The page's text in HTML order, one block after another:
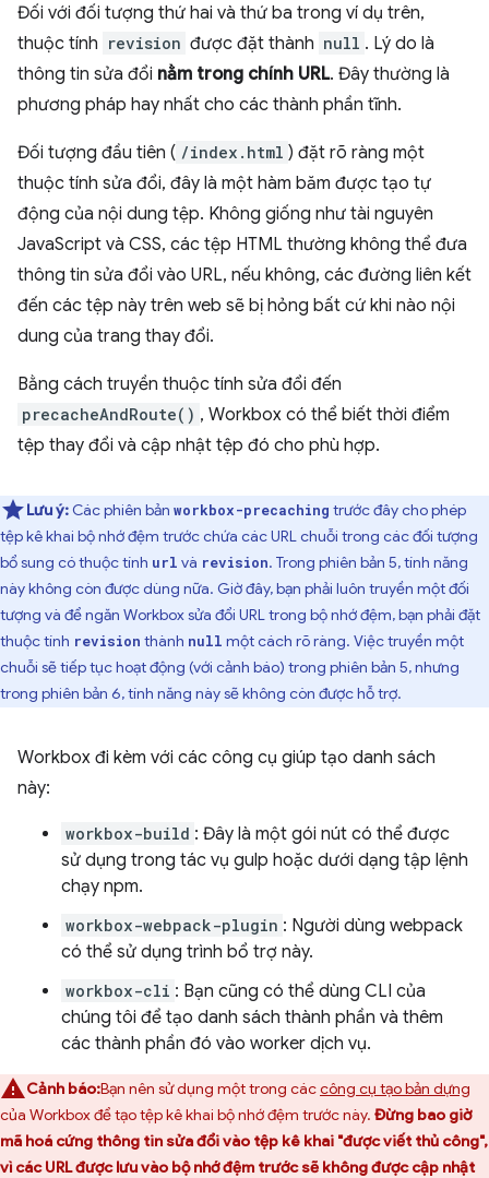
Đối với đối tượng thứ hai và thứ ba trong ví dụ trên,
thuộc tính revision được đặt thành null . Lý do là
thông tin sửa đổi nằm trong chính URL. Đây thường là
phương pháp hay nhất cho các thành phần tĩnh.
Đối tượng đầu tiên ( /index.html ) đặt rõ ràng một
thuộc tính sửa đổi, đây là một hàm băm được tạo tự
động của nội dung tệp. Không giống như tài nguyên
JavaScript và CSS, các tệp HTML thường không thể đưa
thông tin sửa đổi vào URL, nếu không, các đường liên kết
đến các tệp này trên web sẽ bị hỏng bất cứ khi nào nội
dung của trang thay đổi.
Bằng cách truyền thuộc tính sửa đổi đến
precacheAndRoute() , Workbox có thể biết thời điểm
tệp thay đổi và cập nhật tệp đó cho phù hợp.
Lưu ý: Các phiên bản workbox-precaching trước đây cho phép
tệp kê khai bộ nhớ đệm trước chứa các URL chuỗi trong các đối tượng
bổ sung có thuộc tính url và revision. Trong phiên bản 5, tính năng
này không còn được dùng nữa. Giờ đây, bạn phải luôn truyền một đối
tượng và để ngăn Workbox sửa đổi URL trong bộ nhớ đệm, bạn phải đặt
thuộc tính revision thành null một cách rõ ràng. Việc truyền một
chuỗi sẽ tiếp tục hoạt động (với cảnh báo) trong phiên bản 5, nhưng
trong phiên bản 6, tính năng này sẽ không còn được hỗ trợ.
Workbox đi kèm với các công cụ giúp tạo danh sách
này:
workbox-build : Đây là một gói nút có thể được
sử dụng trong tác vụ gulp hoặc dưới dạng tập lệnh
chạy npm.
workbox-webpack-plugin : Người dùng webpack
có thể sử dụng trình bổ trợ này.
workbox-cli : Bạn cũng có thể dùng CLI của
chúng tôi để tạo danh sách thành phần và thêm
các thành phần đó vào worker dịch vụ.
Cảnh báo:Bạn nên sử dụng một trong cáccông cụ tạo bản dựng
của Workbox để tạo tệp kê khai bộ nhớ đệm trước này. Đừng bao giờ
mã hoá cứng thông tin sửa đổi vào tệp kê khai "được viết thủ công",
vì các URL được lưu vào bộ nhớ đệm trước sẽ không được cập nhật